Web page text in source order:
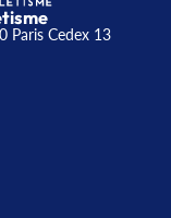
Paris Cedex 13